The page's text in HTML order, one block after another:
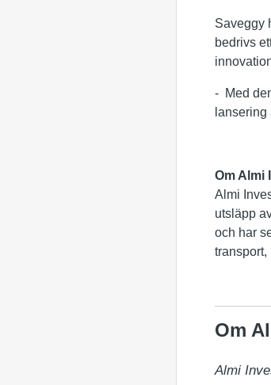
Saveggy
bedrivs
- Med
Om Almi
Almi
utsläpp
och har
transport,
Om
Almi